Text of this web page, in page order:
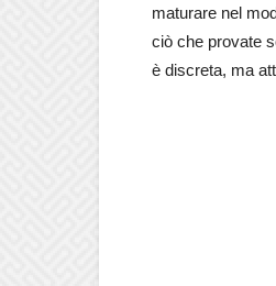
maturare nel
ciò che provate
è discreta, ma